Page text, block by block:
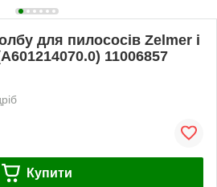
для пилососів Zelmer і
11006857
Купити